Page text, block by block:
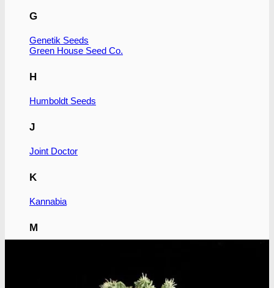
G
Genetik Seeds
Green House Seed Co.
H
Humboldt Seeds
J
Joint Doctor
K
Kannabia
M